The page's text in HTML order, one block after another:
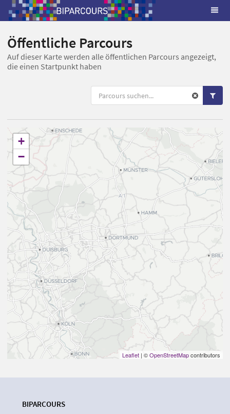
Öffentliche Parcours
Auf dieser Karte werden alle öffentlichen Parcours angezeigt,
die einen Startpunkt haben
+
−
Leaflet | ©OpenStreetMapcontributors
BIPARCOURS